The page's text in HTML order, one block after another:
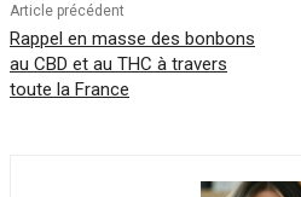
Article précédent
Rappel en masse des bonbons
au CBD et au THC à travers
toute la France